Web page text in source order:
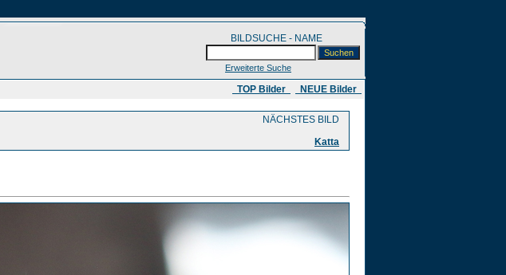
BILDSUCHE - NAME
Erweiterte Suche
​ TOP Bilder NEUE Bilder
NÄCHSTES BILD
Katta